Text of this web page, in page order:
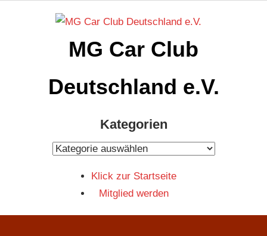
MG Car Club
Deutschland e.V.
Kategorien
Kategorien
Klick zur Startseite
Mitglied werden